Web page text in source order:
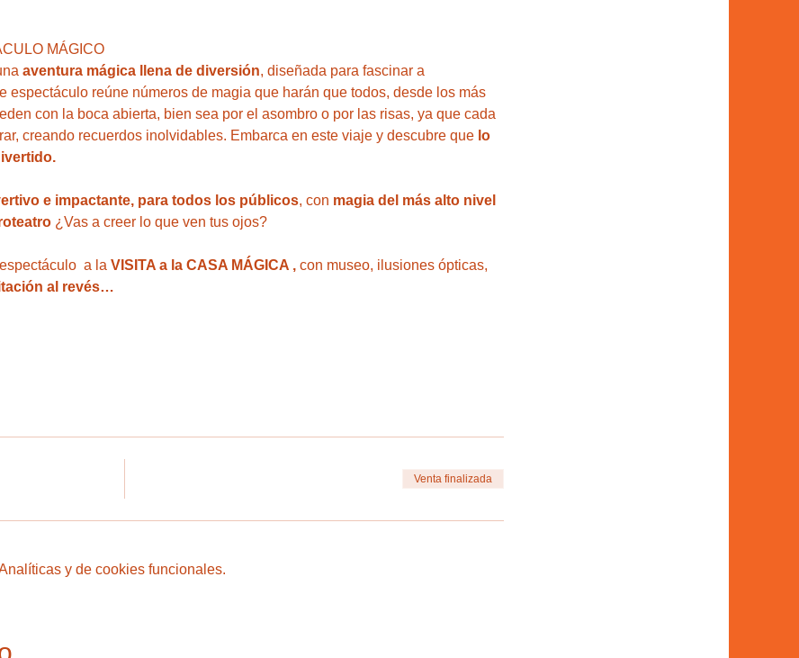
MÁGICO
aventura mágica llena de diversión, diseñada para fascinar a
espectáculo reúne números de magia que harán que todos, desde los más
con la boca abierta, bien sea por el asombro o por las risas, ya que cada
creando recuerdos inolvidables. Embarca en este viaje y descubre que lo
e impactante, para todos los públicos, con magia del más alto nivel
¿Vas a creer lo que ven tus ojos?
a la VISITA a la CASA MÁGICA , con museo, ilusiones ópticas,
al revés…
Venta finalizada
y de cookies funcionales.